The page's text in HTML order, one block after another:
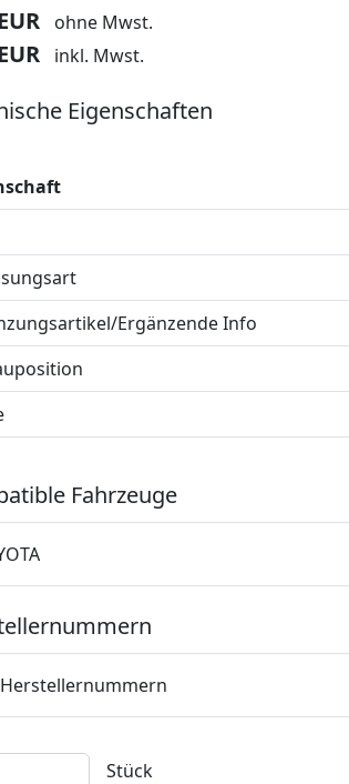
ohne Mwst.
inkl. Mwst.
Eigenschaften
Ergänzende Info
Fahrzeuge
Herstellernummern
Stück